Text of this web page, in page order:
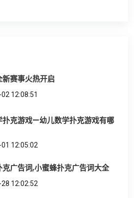
赛事火热开启
12:08:51
扑克游戏—幼儿数学扑克游戏有哪
12:05:02
克广告词,小蜜蜂扑克广告词大全
12:02:52